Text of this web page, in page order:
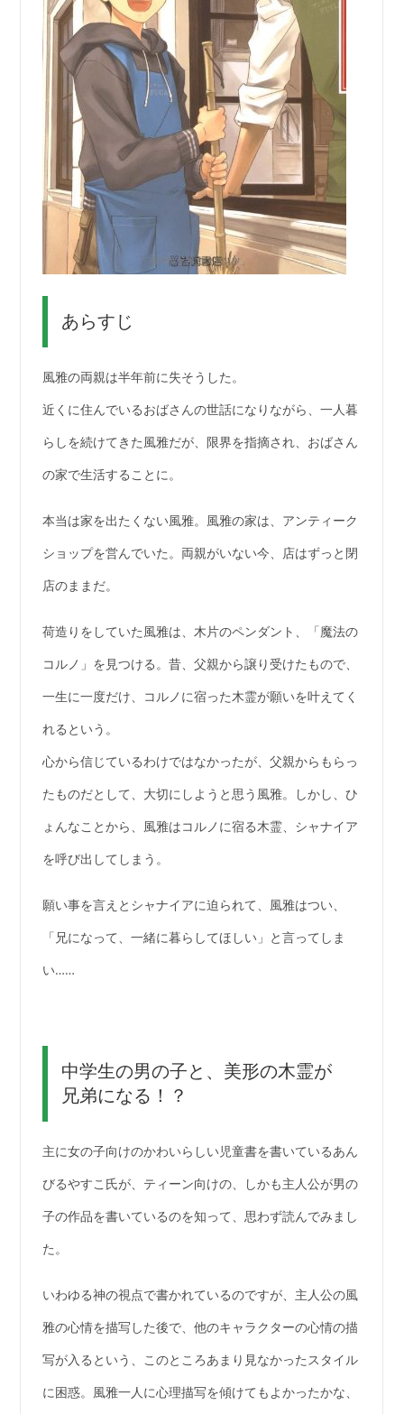
あらすじ
風雅の両親は半年前に失そうした。
近くに住んでいるおばさんの世話になりながら、一人暮
らしを続けてきた風雅だが、限界を指摘され、おばさん
の家で生活することに。
本当は家を出たくない風雅。風雅の家は、アンティーク
ショップを営んでいた。両親がいない今、店はずっと閉
店のままだ。
荷造りをしていた風雅は、木片のペンダント、「魔法の
コルノ」を見つける。昔、父親から譲り受けたもので、
一生に一度だけ、コルノに宿った木霊が願いを叶えてく
れるという。
心から信じているわけではなかったが、父親からもらっ
たものだとして、大切にしようと思う風雅。しかし、ひ
ょんなことから、風雅はコルノに宿る木霊、シャナイア
を呼び出してしまう。
願い事を言えとシャナイアに迫られて、風雅はつい、
「兄になって、一緒に暮らしてほしい」と言ってしま
い……
中学生の男の子と、美形の木霊が
兄弟になる！？
主に女の子向けのかわいらしい児童書を書いているあん
びるやすこ氏が、ティーン向けの、しかも主人公が男の
子の作品を書いているのを知って、思わず読んでみまし
た。
いわゆる神の視点で書かれているのですが、主人公の風
雅の心情を描写した後で、他のキャラクターの心情の描
写が入るという、このところあまり見なかったスタイル
に困惑。風雅一人に心理描写を傾けてもよかったかな、